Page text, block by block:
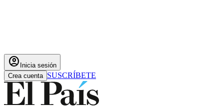
account_circle Inicia sesión
Crea cuenta SUSCRÍBETE